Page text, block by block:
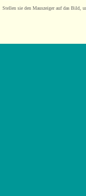
Stellen sie den Mauszeiger auf das Bild,